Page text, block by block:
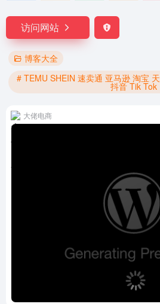
访问网站
博客大全
# TEMU SHEIN 速卖通 亚马逊 淘宝
抖音 Tik Tok
大佬电商